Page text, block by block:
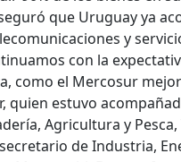
que Uruguay ya
y
con la
como el Mercosur
quien estuvo
Agricultura y Pesca,
de Industria,